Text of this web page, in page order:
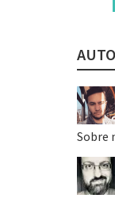
Sobre